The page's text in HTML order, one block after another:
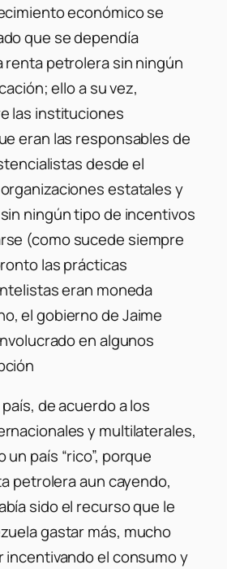
económico se
que se dependía
renta petrolera sin ningún
ello a su vez,
las instituciones
eran las responsables de
desde el
estatales y
ningún tipo de incentivos
(como sucede siempre
las prácticas
eran moneda
el gobierno de Jaime
en algunos
de acuerdo a los
y multilaterales,
país “rico”, porque
petrolera aun cayendo,
sido el recurso que le
gastar más, mucho
incentivando el consumo y